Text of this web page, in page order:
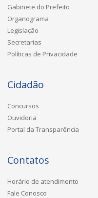
Gabinete do Prefeito
Organograma
Legislação
Secretarias
Políticas de Privacidade
Cidadão
Concursos
Ouvidoria
Portal da Transparência
Contatos
Horário de atendimento
Fale Conosco